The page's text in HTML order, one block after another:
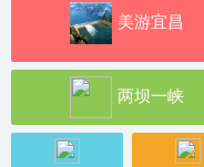
美游宜昌
两坝一峡